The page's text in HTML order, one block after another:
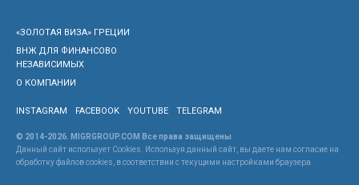
«ЗОЛОТАЯ ВИЗА» ГРЕЦИИ
ВНЖ ДЛЯ ФИНАНСОВО
НЕЗАВИСИМЫХ
О КОМПАНИИ
INSTAGRAM FACEBOOK YOUTUBE TELEGRAM
© 2014-2026. MIGRGROUP.COM Все права защищены
Данный сайт использует Cookies. Используя данный сайт, вы даете нам согласие на
обработку файлов cookies, в соответствии с текущими настройками браузера.